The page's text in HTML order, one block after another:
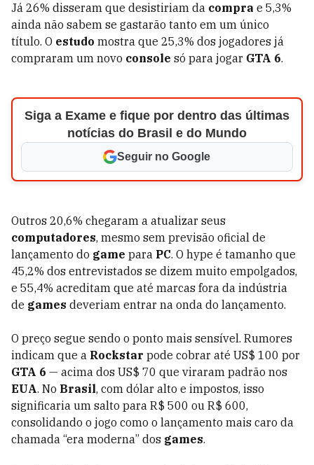
Já 26% disseram que desistiriam da compra e 5,3%
ainda não sabem se gastarão tanto em um único
título. O estudo mostra que 25,3% dos jogadores já
compraram um novo console só para jogar GTA 6.
Siga a Exame e fique por dentro das últimas
notícias do Brasil e do Mundo
Seguir no Google
Outros 20,6% chegaram a atualizar seus
computadores, mesmo sem previsão oficial de
lançamento do game para PC. O hype é tamanho que
45,2% dos entrevistados se dizem muito empolgados,
e 55,4% acreditam que até marcas fora da indústria
de games deveriam entrar na onda do lançamento.
O preço segue sendo o ponto mais sensível. Rumores
indicam que a Rockstar pode cobrar até US$ 100 por
GTA 6 — acima dos US$ 70 que viraram padrão nos
EUA. No Brasil, com dólar alto e impostos, isso
significaria um salto para R$ 500 ou R$ 600,
consolidando o jogo como o lançamento mais caro da
chamada “era moderna” dos games.